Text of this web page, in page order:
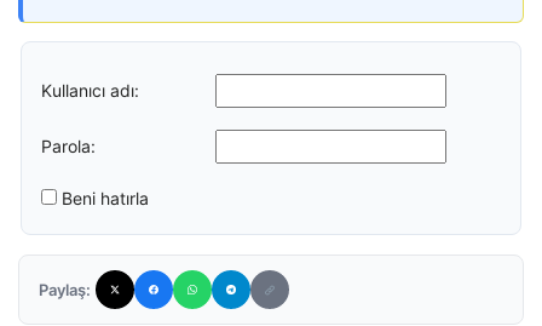
Kullanıcı adı:
Parola:
Beni hatırla
Paylaş: